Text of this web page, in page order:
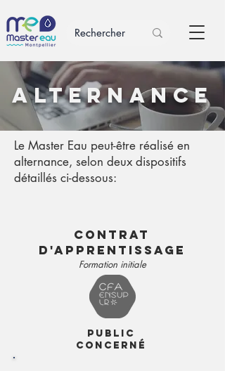
Alternance
Le Master Eau peut-être réalisé en
alternance, selon deux dispositifs
détaillés ci-dessous:
Contrat
d'apprentissage
Formation initiale
Public
concerné